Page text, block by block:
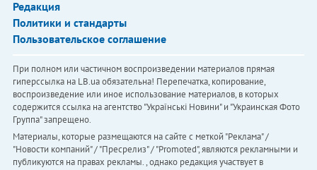
Редакция
Политики и стандарты
Пользовательское соглашение
При полном или частичном воспроизведении материалов прямая
гиперссылка на LB.ua обязательна! Перепечатка, копирование,
воспроизведение или иное использование материалов, в которых
содержится ссылка на агентство "Українськi Новини" и "Украинская Фото
Группа" запрещено.
Материалы, которые размещаются на сайте с меткой "Реклама" /
"Новости компаний" / "Пресрелиз" / "Promoted", являются рекламными и
публикуются на правах рекламы. , однако редакция участвует в